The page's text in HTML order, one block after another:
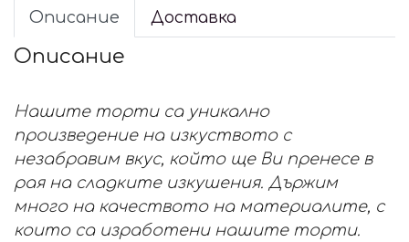
Описание Доставка
Описание
Нашите торти са уникално
произведение на изкуството с
незабравим вкус, който ще Ви пренесе в
рая на сладките изкушения. Държим
много на качеството на материалите, с
които са изработени нашите торти.